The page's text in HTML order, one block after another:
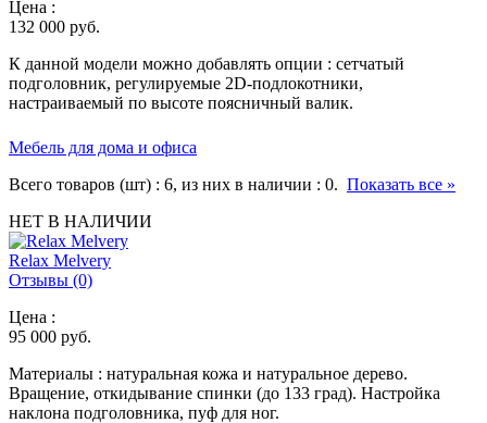
Цена :
132 000 руб.
К данной модели можно добавлять опции : сетчатый
подголовник, регулируемые 2D-подлокотники,
настраиваемый по высоте поясничный валик.
Мебель для дома и офиса
Всего товаров (шт) : 6, из них в наличии : 0. Показать все »
НЕТ В НАЛИЧИИ
Relax Melvery
Отзывы (0)
Цена :
95 000 руб.
Материалы : натуральная кожа и натуральное дерево.
Вращение, откидывание спинки (до 133 град). Настройка
наклона подголовника, пуф для ног.